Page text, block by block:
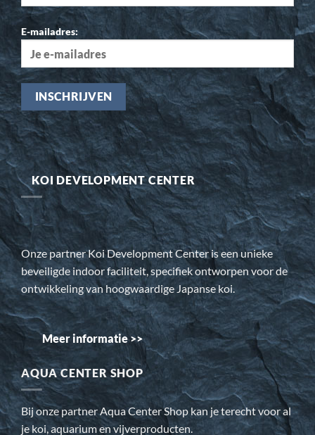
E-mailadres:
KOI DEVELOPMENT CENTER
Onze partner Koi Development Center is een unieke
beveiligde indoor faciliteit, specifiek ontworpen voor de
ontwikkeling van hoogwaardige Japanse koi.
Meer informatie >>
AQUA CENTER SHOP
Bij onze partner Aqua Center Shop kan je terecht voor al
je koi, aquarium en vijverproducten.